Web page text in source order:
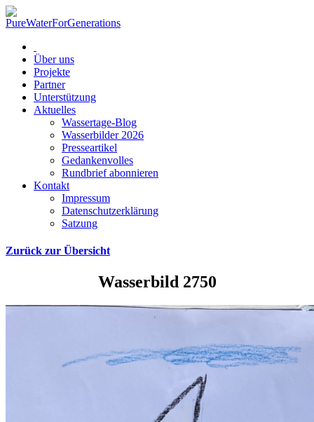
Über uns
Projekte
Partner
Unterstützung
Aktuelles
Wassertage-Blog
Wasserbilder 2026
Presseartikel
Gedankenvolles
Rundbrief abonnieren
Kontakt
Impressum
Datenschutzerklärung
Satzung
Zurück zur Übersicht
Wasserbild 2750